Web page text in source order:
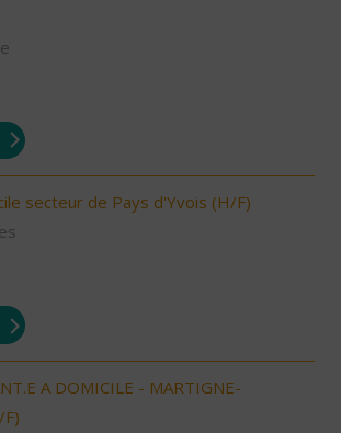
secteur de Pays d'Yvois (H/F)
A DOMICILE - MARTIGNE-
F)